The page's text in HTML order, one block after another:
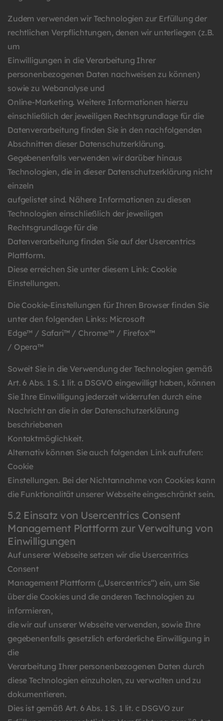
Zudem verwenden wir Technologien zur Erfüllung der
rechtlichen Verpflichtungen, denen wir unterliegen (z.B.
um
Einwilligungen in die Verarbeitung Ihrer
personenbezogenen Daten nachweisen zu können)
sowie zu Webanalyse und
Online-Marketing. Weitere Informationen hierzu
einschließlich der jeweiligen Rechtsgrundlage für die
Datenverarbeitung finden Sie in den nachfolgenden
Abschnitten dieser Datenschutzerklärung.
Gegebenenfalls verwenden wir darüber hinaus
Technologien, die in dieser Datenschutzerklärung nicht
einzeln
aufgelistet sind. Nähere Informationen zu diesen
Technologien einschließlich der jeweiligen
Rechtsgrundlage für die
Datenverarbeitung finden Sie auf der Usercentrics
Plattform.
Diese erreichen Sie unter diesem Link: Cookie
Einstellungen.
Die Cookie-Einstellungen für Ihren Browser finden Sie
unter den folgenden Links: Microsoft
Edge™ / Safari™ / Chrome™ / Firefox™
/ Opera™
Soweit Sie in die Verwendung der Technologien gemäß
Art. 6 Abs. 1 S. 1 lit. a DSGVO eingewilligt haben, können
Sie Ihre Einwilligung jederzeit widerrufen durch eine
Nachricht an die in der Datenschutzerklärung
beschriebenen
Kontaktmöglichkeit.
Alternativ können Sie auch folgenden Link aufrufen:
Cookie
Einstellungen. Bei der Nichtannahme von Cookies kann
die Funktionalität unserer Webseite eingeschränkt sein.
5.2 Einsatz von Usercentrics Consent
Management Plattform zur Verwaltung von
Einwilligungen
Auf unserer Webseite setzen wir die Usercentrics
Consent
Management Plattform („Usercentrics“) ein, um Sie
über die Cookies und die anderen Technologien zu
informieren,
die wir auf unserer Webseite verwenden, sowie Ihre
gegebenenfalls gesetzlich erforderliche Einwilligung in
die
Verarbeitung Ihrer personenbezogenen Daten durch
diese Technologien einzuholen, zu verwalten und zu
dokumentieren.
Dies ist gemäß Art. 6 Abs. 1 S. 1 lit. c DSGVO zur